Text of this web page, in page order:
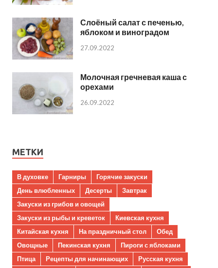
Слоёный салат с печенью,
яблоком и виноградом
27.09.2022
Молочная гречневая каша с
орехами
26.09.2022
МЕТКИ
В духовке Гарниры
Горячие закуски
День влюбленных
Десерты
Завтрак
Закуски из грибов и овощей
Закуски из рыбы и креветок
Киевская кухня
Китайская кухня
На праздничный стол
Обед
Овощные
Пекинская кухня
Пироги с яблоками
Птица
Рецепты для начинающих
Русская кухня